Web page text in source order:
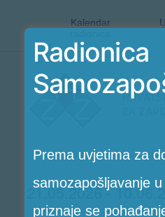
Kalendar
Preskoči
Radionice
21.05.2026 -
Radionica
Prema uvjetima za
samozapošljavanje
priznaje se